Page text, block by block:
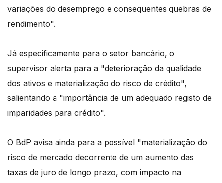
variações do desemprego e consequentes quebras de
rendimento".
Já especificamente para o setor bancário, o
supervisor alerta para a "deterioração da qualidade
dos ativos e materialização do risco de crédito",
salientando a "importância de um adequado registo de
imparidades para crédito".
O BdP avisa ainda para a possível "materialização do
risco de mercado decorrente de um aumento das
taxas de juro de longo prazo, com impacto na